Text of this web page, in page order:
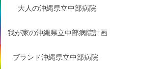
大人の沖縄県立中部病院
我が家の沖縄県立中部病院計画
ブランド沖縄県立中部病院